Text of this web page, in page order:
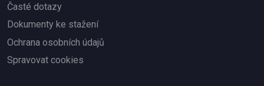
Časté dotazy
Dokumenty ke stažení
Ochrana osobních údajů
Spravovat cookies